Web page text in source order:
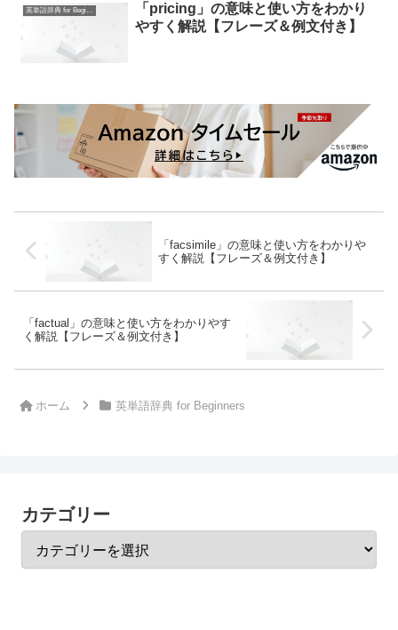
英単語辞典 for Beginners
「pricing」の意味と使い方をわかり
やすく解説【フレーズ＆例文付き】
「facsimile」の意味と使い方をわかりや
すく解説【フレーズ＆例文付き】
「factual」の意味と使い方をわかりやす
く解説【フレーズ＆例文付き】
ホーム 英単語辞典 for Beginners
カテゴリー